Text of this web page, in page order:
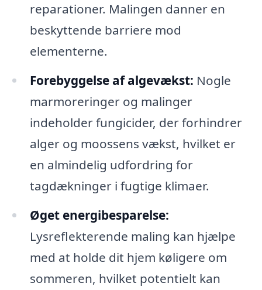
reparationer. Malingen danner en
beskyttende barriere mod
elementerne.
Forebyggelse af algevækst: Nogle
marmoreringer og malinger
indeholder fungicider, der forhindrer
alger og moossens vækst, hvilket er
en almindelig udfordring for
tagdækninger i fugtige klimaer.
Øget energibesparelse:
Lysreflekterende maling kan hjælpe
med at holde dit hjem køligere om
sommeren, hvilket potentielt kan